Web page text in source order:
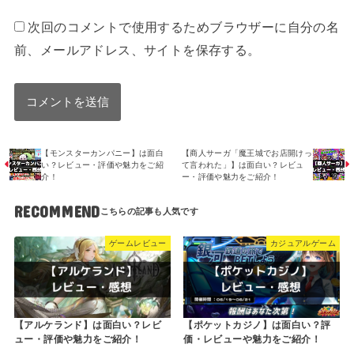
次回のコメントで使用するためブラウザーに自分の名
前、メールアドレス、サイトを保存する。
【モンスターカンパニー】は面白
い？レビュー・評価や魅力をご紹
介！
【商人サーガ「魔王城でお店開けっ
て言われた」】は面白い？レビュ
ー・評価や魅力をご紹介！
RECOMMEND
ゲームレビュー
【アルケランド】は面白い？レビ
ュー・評価や魅力をご紹介！
カジュアルゲーム
【ポケットカジノ】は面白い？評
価・レビューや魅力をご紹介！